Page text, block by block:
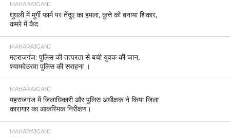
MAHARAJGANJ
घुघली में मुर्गी फार्म पर तेंदुए का हमला, कुत्ते को बनाया शिकार,
कमरे में कैद
MAHARAJGANJ
महराजगंज: पुलिस की तत्परता से बची युवक की जान,
श्यामदेउरवा पुलिस की सराहना ।
MAHARAJGANJ
महराजगंज में जिलाधिकारी और पुलिस अधीक्षक ने किया जिला
कारागार का आकस्मिक निरीक्षण।
MAHARAJGANJ